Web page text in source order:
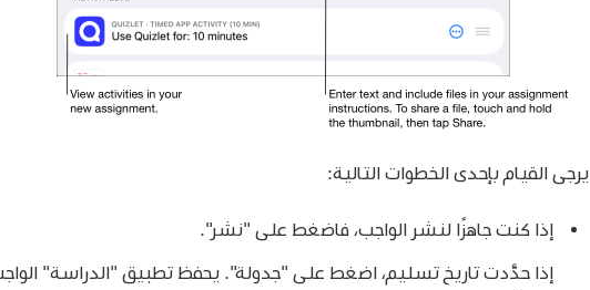
يرجى القيام بإحدى الخطوات التالية:
إذا كنت جاهزًا لنشر الواجب، فاضغط على "نشر".
إذا حدَّدت تاريخ تسليم، اضغط على "جدولة". يحفظ تطبيق "الدراسة" الواجب